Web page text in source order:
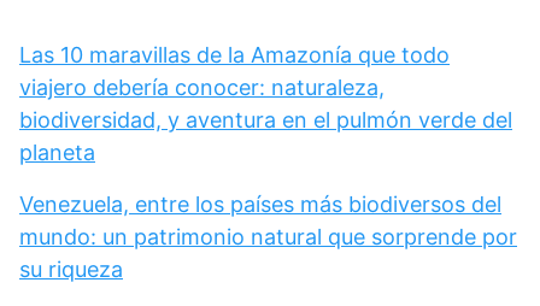
Las 10 maravillas de la Amazonía que todo
viajero debería conocer: naturaleza,
biodiversidad, y aventura en el pulmón verde del
planeta
Venezuela, entre los países más biodiversos del
mundo: un patrimonio natural que sorprende por
su riqueza